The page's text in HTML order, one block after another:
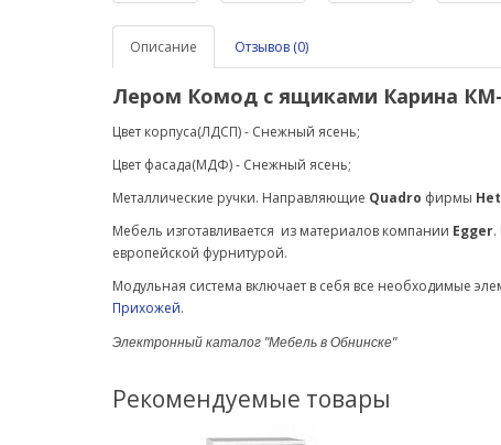
Описание Отзывов (0)
Лером Комод с ящиками Карина КМ-
Цвет корпуса(ЛДСП) - Снежный ясень;
Цвет фасада(МДФ) - Снежный ясень;
Металлические ручки. Направляющие Quadro фирмы
Мебель изготавливается из материалов компании Egger.
европейской фурнитурой.
Модульная система включает в себя все необходимые
Прихожей.
Электронный каталог "Мебель в Обнинске"
Рекомендуемые товары